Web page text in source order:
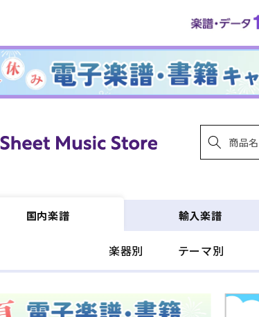
国内楽譜
楽器別 テーマ別
輸入楽譜